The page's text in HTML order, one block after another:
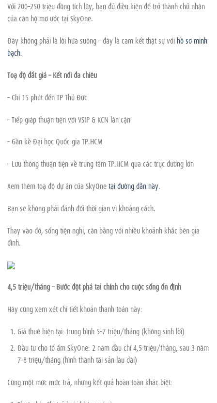
Với 200–250 triệu đồng tích lũy, bạn đủ điều kiện để trở thành chủ nhân
của căn hộ mơ ước tại SkyOne.
Đây không phải là lời hứa suông – đây là cam kết thật sự với hồ sơ minh
bạch.
Toạ độ đắt giá – Kết nối đa chiều
– Chỉ 15 phút đến TP Thủ Đức
– Tiếp giáp thuận tiện với VSIP & KCN lân cận
– Gần kề Đại học Quốc gia TP.HCM
– Lưu thông thuận tiện về trung tâm TP.HCM qua các trục đường lớn
Xem thêm toạ độ dự án của SkyOnetại đường dẫn này.
Bạn sẽ không phải đánh đổi thời gian vì khoảng cách.
Thay vào đó, sống tiện nghi, cân bằng với nhiều khoảnh khắc bên gia
đình.
4,5 triệu/tháng – Bước đột phá tài chính cho cuộc sống ổn định
Hãy cùng xem xét chi tiết khoản thanh toán này:
Giá thuê hiện tại: trung bình 5-7 triệu/tháng (không sinh lời)
Đầu tư cho tổ ấm SkyOne: 2 năm đầu chỉ 4,5 triệu/tháng, sau 3 năm
7-8 triệu/tháng (hình thành tài sản lâu dài)
Cùng một mức mức trả, nhưng kết quả hoàn toàn khác biệt: